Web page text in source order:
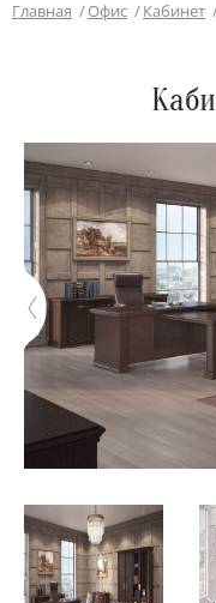
Главная Офис Кабинет